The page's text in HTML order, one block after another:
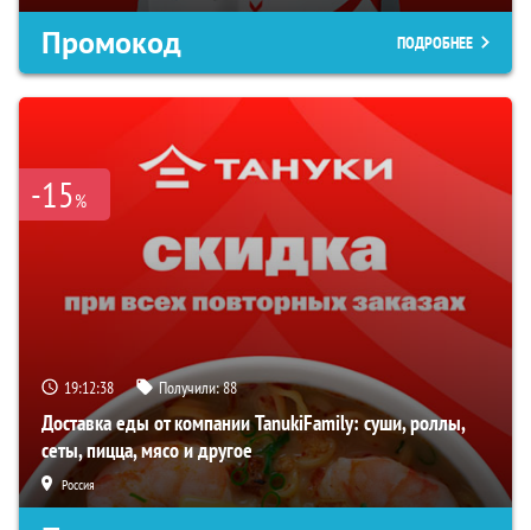
Промокод ПОДРОБНЕЕ
-15%
19:12:37 Получили:88
Доставка еды от компании TanukiFamily: суши, роллы,
сеты, пицца, мясо и другое
Россия